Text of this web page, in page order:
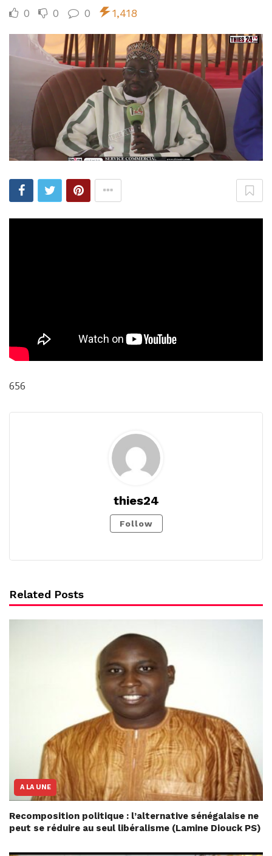
0 0 0 1,418
656
thies24
Follow
Related Posts
A LA UNE
Recomposition politique : l’alternative sénégalaise ne
peut se réduire au seul libéralisme (Lamine Diouck PS)